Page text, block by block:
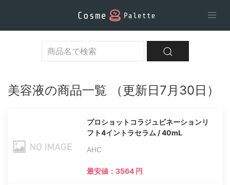
美容液の商品一覧 （更新日7月30日）
プロショットコラジュビネーションリ
フト4イントラセラム / 40mL
AHC
最安値：3564 円